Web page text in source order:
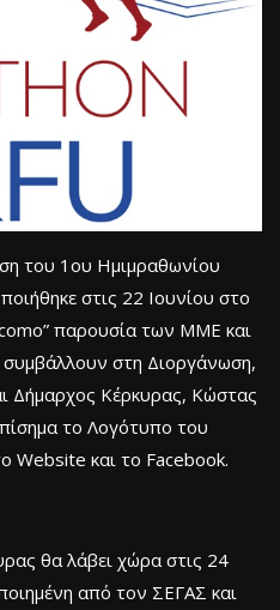
του 1ου Ημιμραθωνίου
στις 22 Ιουνίου στο
παρουσία των ΜΜΕ και
στη Διοργάνωση,
Δήμαρχος Κέρκυρας, Κώστας
το Λογότυπο του
Website και το Facebook.
θα λάβει χώρα στις 24
από τον ΣΕΓΑΣ και